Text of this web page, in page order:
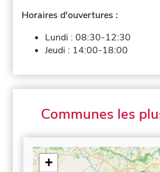
Horaires d'ouvertures :
Lundi :08:30-12:30
Jeudi : 14:00-18:00
Communes les
+